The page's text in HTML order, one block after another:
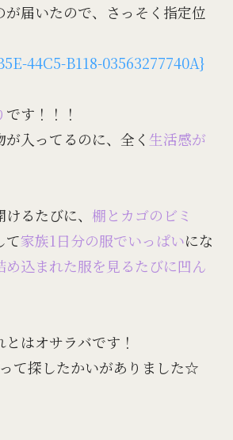
が届いたので、さっそく指定位
です！！！
入ってるのに、全く 生活感が
るたびに、 棚とカゴのビミ
て家族1日分の服でいっぱいにな
め込まれた服を見るたびに凹ん
とはオサラバです！
て探したかいがありました☆